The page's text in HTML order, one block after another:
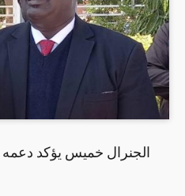
الجنرال خميس يؤكد